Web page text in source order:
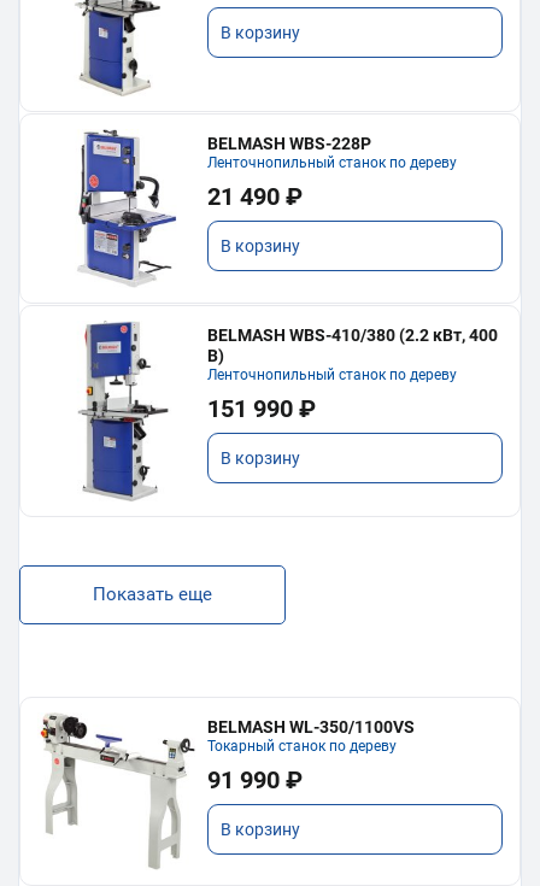
В корзину
BELMASH WBS-228P
Ленточнопильный станок по дереву
21 490 ₽
В корзину
BELMASH WBS-410/380 (2.2 кВт, 400
В)
Ленточнопильный станок по дереву
151 990 ₽
В корзину
Показать еще
BELMASH WL-350/1100VS
Токарный станок по дереву
91 990 ₽
В корзину